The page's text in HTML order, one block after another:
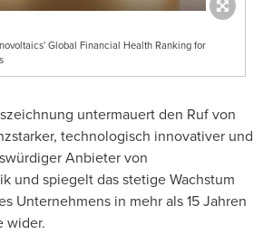
Global Financial Health Ranking for
untermauert den Ruf von
technologisch innovativer und
Anbieter von
und spiegelt das stetige Wachstum
Unternehmens in mehr als 15 Jahren
wider.